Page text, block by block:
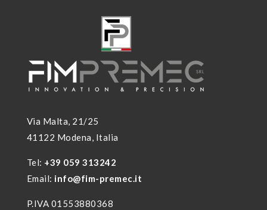
Via Malta, 21/25
41122 Modena, Italia
Tel: +39 059 313242
Email: info@fim-premec.it
P.IVA 01553880368